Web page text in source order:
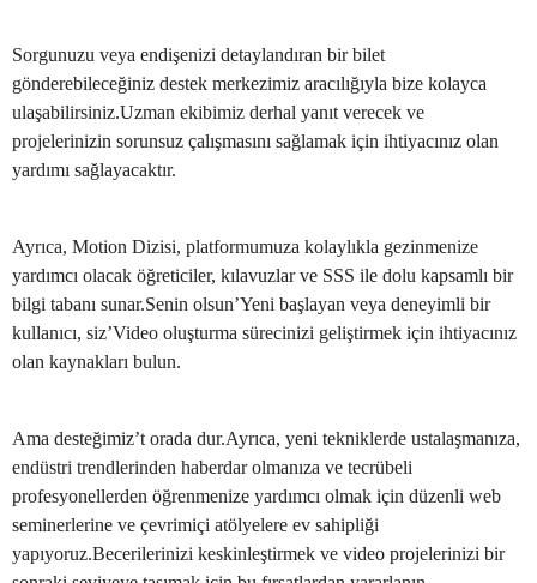
Sorgunuzu veya endişenizi detaylandıran bir bilet
gönderebileceğiniz destek merkezimiz aracılığıyla bize kolayca
ulaşabilirsiniz.Uzman ekibimiz derhal yanıt verecek ve
projelerinizin sorunsuz çalışmasını sağlamak için ihtiyacınız olan
yardımı sağlayacaktır.
Ayrıca, Motion Dizisi, platformumuza kolaylıkla gezinmenize
yardımcı olacak öğreticiler, kılavuzlar ve SSS ile dolu kapsamlı bir
bilgi tabanı sunar.Senin olsun’Yeni başlayan veya deneyimli bir
kullanıcı, siz’Video oluşturma sürecinizi geliştirmek için ihtiyacınız
olan kaynakları bulun.
Ama desteğimiz’t orada dur.Ayrıca, yeni tekniklerde ustalaşmanıza,
endüstri trendlerinden haberdar olmanıza ve tecrübeli
profesyonellerden öğrenmenize yardımcı olmak için düzenli web
seminerlerine ve çevrimiçi atölyelere ev sahipliği
yapıyoruz.Becerilerinizi keskinleştirmek ve video projelerinizi bir